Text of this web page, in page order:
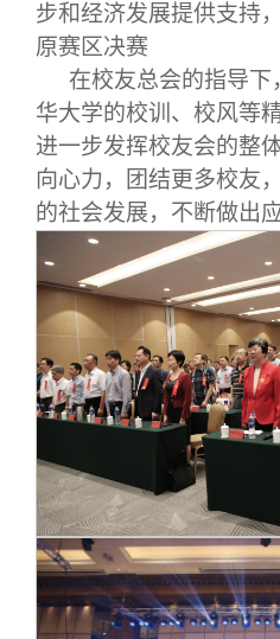
步和经济发展提供支持，
原赛区决赛
在校友总会的指导
华大学的校训、校风等
进一步发挥校友会的整
向心力，团结更多校友
的社会发展，不断做出